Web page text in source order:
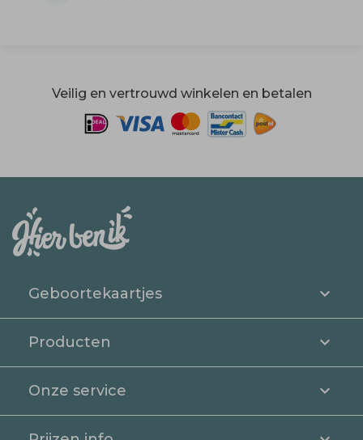
Veilig en vertrouwd winkelen en betalen
Geboortekaartjes
Producten
Onze service